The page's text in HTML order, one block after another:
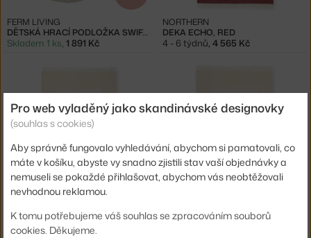
DĚTSKÁ HRACÍ PODLOŽKA SWIF, UNDYED
FERM LIVING
Skladem 1 ks, 1 891 Kč
DEKA ECHO, RED
NORTHERN
4 - 6 týdnů, 4 565 Kč
DEKA ECHO, YELLOW
NORTHERN NORTHERN
Pro web vyladěný jako skandinávské designovky
(souhlas s cookies)
Aby správně fungovalo vyhledávání, abychom si pamatovali, co
máte v košíku, abyste vy snadno zjistili stav vaší objednávky a
nemuseli se pokaždé přihlašovat, abychom vás neobtěžovali
nevhodnou reklamou.
K tomu potřebujeme váš souhlas se zpracováním souborů
cookies. Děkujeme.